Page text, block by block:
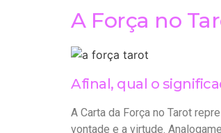
A Força no
Afinal, qual o
A Carta da Força no Tarot
vontade e a virtude.